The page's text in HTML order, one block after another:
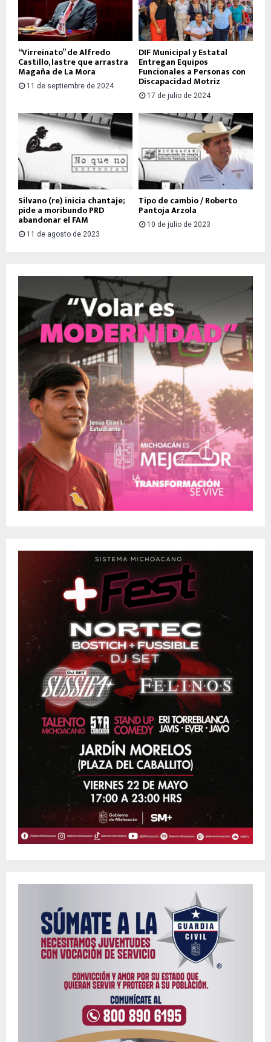
“Virreinato” de Alfredo
Castillo, lastre que arrastra
Magaña de La Mora
11 de septiembre de 2024
DIF Municipal y Estatal
Entregan Equipos
Funcionales a Personas con
Discapacidad Motriz
17 de julio de 2024
Silvano (re) inicia chantaje;
pide a moribundo PRD
abandonar el FAM
11 de agosto de 2023
Tipo de cambio / Roberto
Pantoja Arzola
10 de julio de 2023